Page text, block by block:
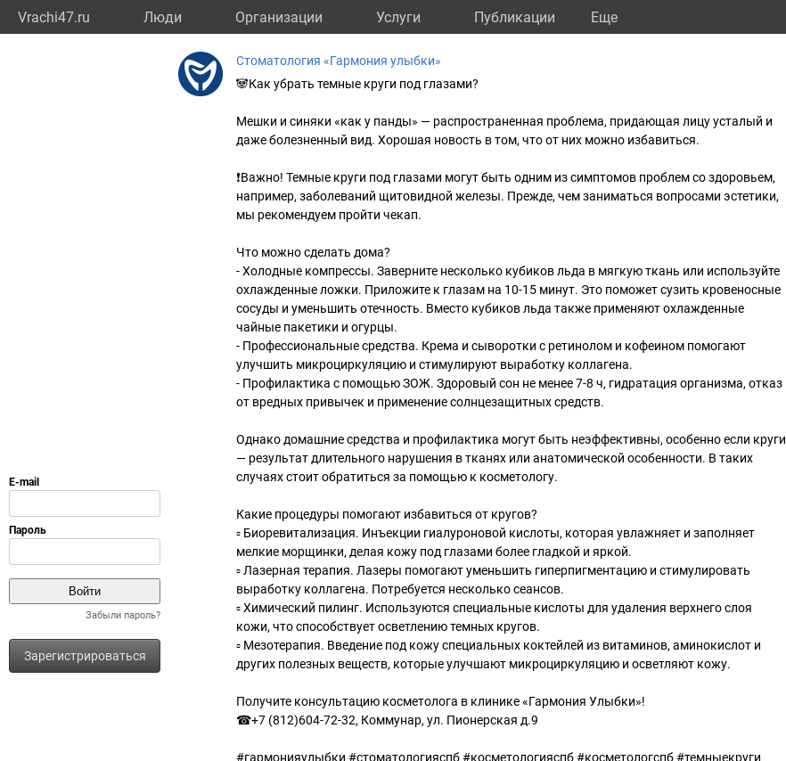
Vrachi47.ru Люди Организации Услуги Публикации Eще
Забыли пароль?
Зарегистрироваться
Стоматология «Гармония улыбки»
🐼Как убрать темные круги под глазами?
Мешки и синяки «как у панды» — распространенная проблема, придающая лицу усталый и
даже болезненный вид. Хорошая новость в том, что от них можно избавиться.
❗Важно! Темные круги под глазами могут быть одним из симптомов проблем со здоровьем,
например, заболеваний щитовидной железы. Прежде, чем заниматься вопросами эстетики,
мы рекомендуем пройти чекап.
Что можно сделать дома?
- Холодные компрессы. Заверните несколько кубиков льда в мягкую ткань или используйте
охлажденные ложки. Приложите к глазам на 10-15 минут. Это поможет сузить кровеносные
сосуды и уменьшить отечность. Вместо кубиков льда также применяют охлажденные
чайные пакетики и огурцы.
- Профессиональные средства. Крема и сыворотки с ретинолом и кофеином помогают
улучшить микроциркуляцию и стимулируют выработку коллагена.
- Профилактика с помощью ЗОЖ. Здоровый сон не менее 7-8 ч, гидратация организма, отказ
от вредных привычек и применение солнцезащитных средств.
Однако домашние средства и профилактика могут быть неэффективны, особенно если круги
— результат длительного нарушения в тканях или анатомической особенности. В таких
случаях стоит обратиться за помощью к косметологу.
Какие процедуры помогают избавиться от кругов?
▫ Биоревитализация. Инъекции гиалуроновой кислоты, которая увлажняет и заполняет
мелкие морщинки, делая кожу под глазами более гладкой и яркой.
▫ Лазерная терапия. Лазеры помогают уменьшить гиперпигментацию и стимулировать
выработку коллагена. Потребуется несколько сеансов.
▫ Химический пилинг. Используются специальные кислоты для удаления верхнего слоя
кожи, что способствует осветлению темных кругов.
▫ Мезотерапия. Введение под кожу специальных коктейлей из витаминов, аминокислот и
других полезных веществ, которые улучшают микроциркуляцию и осветляют кожу.
Получите консультацию косметолога в клинике «Гармония Улыбки»!
☎+7 (812)604-72-32, Коммунар, ул. Пионерская д.9
#гармонияулыбки #стоматологияспб #косметологияспб #косметологспб #темныекруги